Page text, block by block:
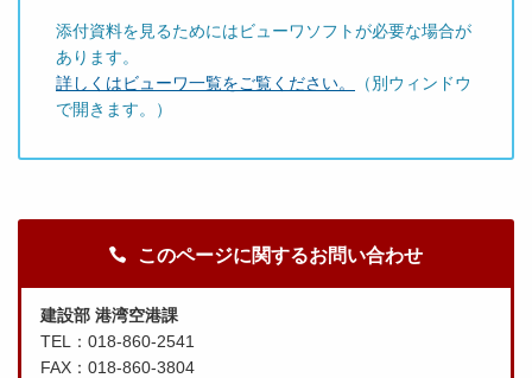
添付資料を見るためにはビューワソフトが必要な場合が
あります。
詳しくはビューワ一覧をご覧ください。
（別ウィンドウ
で開きます。）
このページに関するお問い合わせ
建設部 港湾空港課
TEL：018-860-2541
FAX：018-860-3804